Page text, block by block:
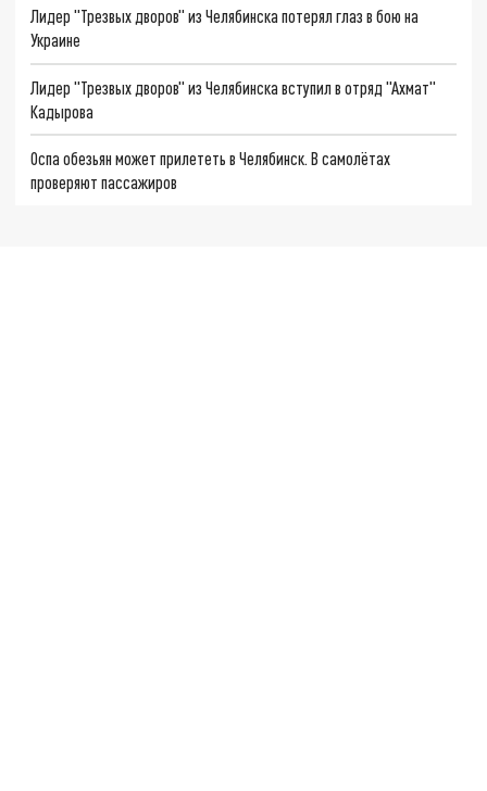
Лидер "Трезвых дворов" из Челябинска потерял глаз в бою на
Украине
Лидер "Трезвых дворов" из Челябинска вступил в отряд "Ахмат"
Кадырова
Оспа обезьян может прилететь в Челябинск. В самолётах
проверяют пассажиров